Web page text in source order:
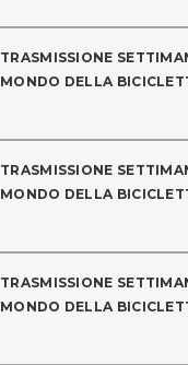
TRASMISSIONE
MONDO DELLA
TRASMISSIONE
MONDO DELLA
TRASMISSIONE
MONDO DELLA